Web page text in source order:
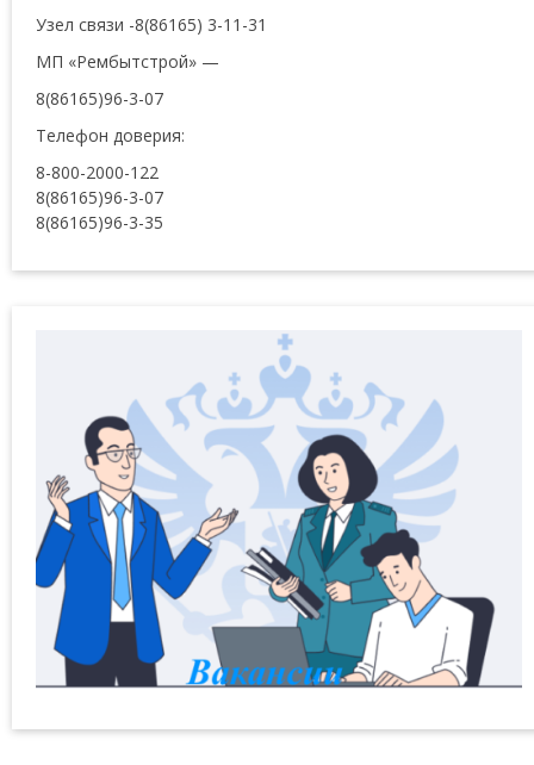
Узел связи -8(86165) 3-11-31
МП «Рембытстрой» —
8(86165)96-3-07
Телефон доверия:
8-800-2000-122
8(86165)96-3-07
8(86165)96-3-35